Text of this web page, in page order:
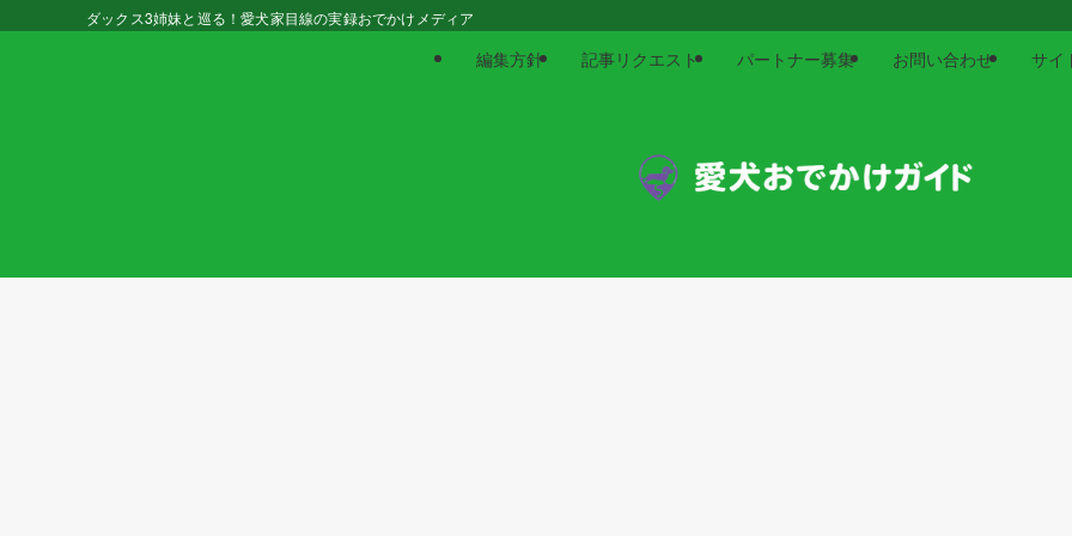
ダックス3姉妹と巡る！愛犬家目線の実録おでかけメディア
編集方針 記事リクエスト パートナー募集 お問い合わせ サイ